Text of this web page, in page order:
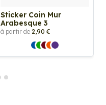
Sticker Coin Mur
Arabesque 3
à partir de 2,90 €